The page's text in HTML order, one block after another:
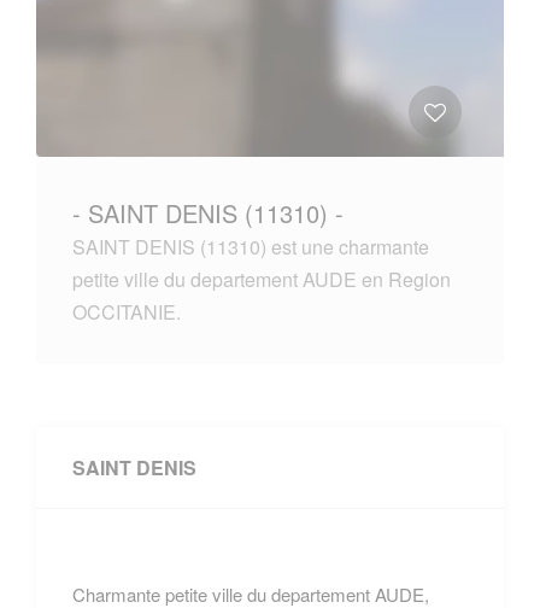
- SAINT DENIS (11310) -
SAINT DENIS (11310) est une charmante
petite ville du departement AUDE en Region
OCCITANIE.
SAINT DENIS
Charmante petite ville du departement AUDE,